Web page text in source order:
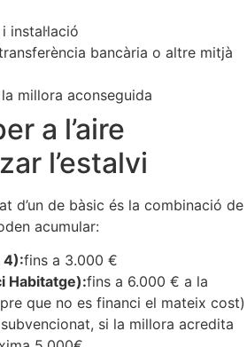
instal·lació
bancària o altre mitjà
millora aconseguida
a l’aire
l’estalvi
d’un de bàsic és la combinació de
acumular:
4):fins a 3.000 €
Habitatge):fins a 6.000 € a la
que no es financi el mateix cost)
si la millora acredita